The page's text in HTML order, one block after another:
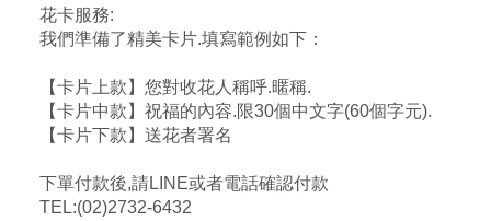
花卡服務:
我們準備了精美卡片.填寫範例如下：
【卡片上款】您對收花人稱呼.暱稱.
【卡片中款】祝福的內容.限30個中文字(60個字元).
【卡片下款】送花者署名
下單付款後,請LINE或者電話確認付款
TEL:(02)2732-6432